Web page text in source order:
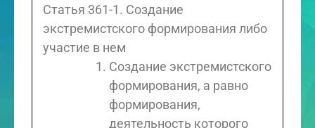
Статья 361-1. Создание
экстремистского формирования либо
участие в нем
Создание экстремистского
формирования, а равно
формирования,
деятельность которого